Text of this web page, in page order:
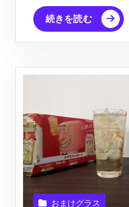
続きを読む
おまけグラス